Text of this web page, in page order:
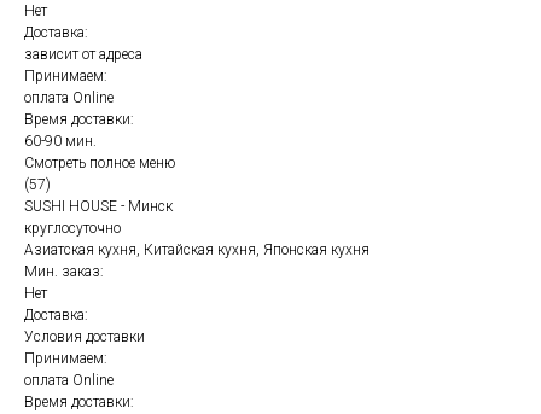
Нет
Доставка:
зависит от адреса
Принимаем:
оплата Online
Время доставки:
60-90 мин.
Смотреть полное меню
(57)
SUSHI HOUSE - Минск
круглосуточно
Азиатская кухня, Китайская кухня, Японская кухня
Мин. заказ:
Нет
Доставка:
Условия доставки
Принимаем:
оплата Online
Время доставки: